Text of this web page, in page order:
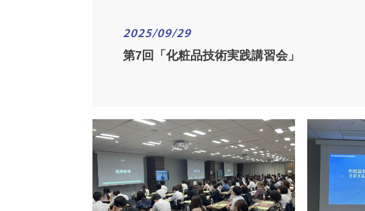
2025/09/29
第7回「化粧品技術実践講習会」